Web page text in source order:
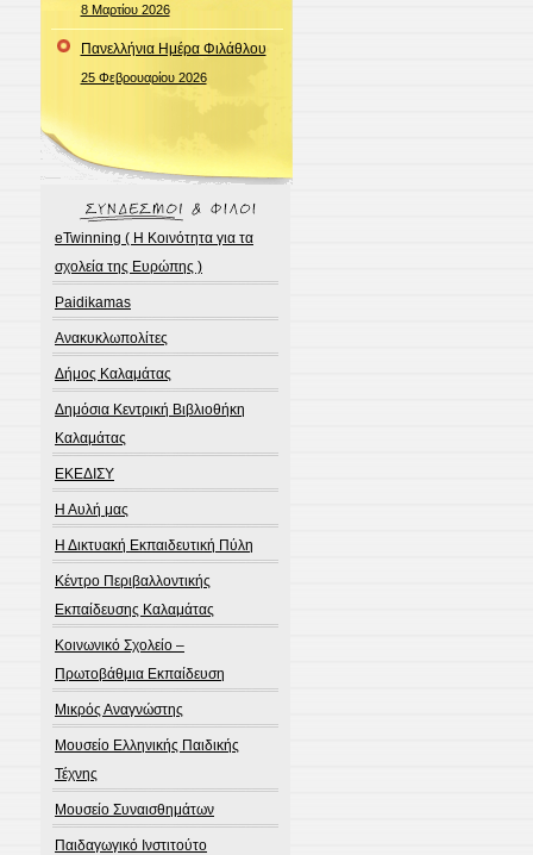
8 Μαρτίου 2026
Πανελλήνια Ημέρα Φιλάθλου
25 Φεβρουαρίου 2026
eTwinning ( Η Κοινότητα για τα
σχολεία της Ευρώπης )
Paidikamas
Ανακυκλωπολίτες
Δήμος Καλαμάτας
Δημόσια Κεντρική Βιβλιοθήκη
Καλαμάτας
ΕΚΕΔΙΣΥ
Η Αυλή μας
Η Δικτυακή Εκπαιδευτική Πύλη
Κέντρο Περιβαλλοντικής
Εκπαίδευσης Καλαμάτας
Κοινωνικό Σχολείο –
Πρωτοβάθμια Εκπαίδευση
Μικρός Αναγνώστης
Μουσείο Ελληνικής Παιδικής
Τέχνης
Μουσείο Συναισθημάτων
Παιδαγωγικό Ινστιτούτο